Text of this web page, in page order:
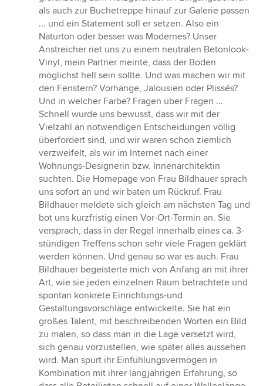
als auch zur Buchetreppe hinauf zur Galerie passen
... und ein Statement soll er setzen. Also ein
Naturton oder besser was Modernes? Unser
Anstreicher riet uns zu einem neutralen Betonlook-
Vinyl, mein Partner meinte, dass der Boden
möglichst hell sein sollte. Und was machen wir mit
den Fenstern? Vorhänge, Jalousien oder Plissés?
Und in welcher Farbe? Fragen über Fragen ...
Schnell wurde uns bewusst, dass wir mit der
Vielzahl an notwendigen Entscheidungen völlig
überfordert sind, und wir waren schon ziemlich
verzweifelt, als wir im Internet nach einer
Wohnungs-Designerin bzw. Innenarchitektin
suchten. Die Homepage von Frau Bildhauer sprach
uns sofort an und wir baten um Rückruf. Frau
Bildhauer meldete sich gleich am nächsten Tag und
bot uns kurzfristig einen Vor-Ort-Termin an. Sie
versprach, dass in der Regel innerhalb eines ca. 3-
stündigen Treffens schon sehr viele Fragen geklärt
werden können. Und genau so war es auch. Frau
Bildhauer begeisterte mich von Anfang an mit ihrer
Art, wie sie jeden einzelnen Raum betrachtete und
spontan konkrete Einrichtungs-und
Gestaltungsvorschläge entwickelte. Sie hat ein
großes Talent, mit beschreibenden Worten ein Bild
zu malen, so dass man in die Lage versetzt wird,
sich genau vorzustellen, wie später alles aussehen
wird. Man spürt ihr Einfühlungsvermögen in
Kombination mit ihrer langjährigen Erfahrung, so